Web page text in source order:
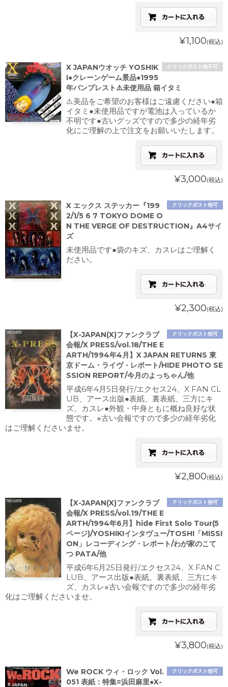
¥1,100(税込)
クリックポスト他不可
X JAPANウオッチ YOSHIK
I●クレーンゲーム景品●1995
年バンプレスト⚠️未使用品 箱イタミ
⚠️美品をご希望のお客様はご遠慮ください●箱
イタミ●未使用品ですが電池は入っているか
不明です●古いグッズですので多少の経年劣
化にご理解の上で注文をお願いいたします。
¥3,000(税込)
クリックポスト他可
X エックス ステッカー『199
2/1/5 6 7 TOKYO DOME O
N THE VERGE OF DESTRUCTION』A4サイ
ズ
未使用品です●袋のキズ、カスレはご理解く
ださい。
¥2,300(税込)
クリックポスト他可
【X-JAPAN(X)ファンクラブ
会報/X PRESS/vol.18/THE E
ARTH/1994年4月】X JAPAN RETURNS 東
京ドーム・ライヴ・レポート/HIDE PHOTO SE
SSION REPORT/今月のよっちゃん/他
平成6年4月5日発行/エクセス24、X FAN CL
UB、アース出版●表紙、裏表紙、三方にキ
ズ、カスレ●外観・中身ともに概ね良好な状
態です。※古い会報ですので多少の経年劣化
はご理解くださいませ。
¥2,800(税込)
クリックポスト他可
【X-JAPAN(X)ファンクラブ
会報/X PRESS/vol.19/THE E
ARTH/1994年6月】hide First Solo Tour(5
ページ)/YOSHIKIインタヴュー/TOSHI「MISSI
ON」レコーディング・レポート/わが家のこて
つ PATA/他
平成6年6月25日発行/エクセス24、X FAN C
LUB、アース出版●表紙、裏表紙、三方にキ
ズ、カスレ※古い会報ですので多少の経年劣
化はご理解くださいませ。
¥3,800(税込)
クリックポスト他可
We ROCK ウィ・ロック Vol.
051 表紙：特集=浜田麻里●X-